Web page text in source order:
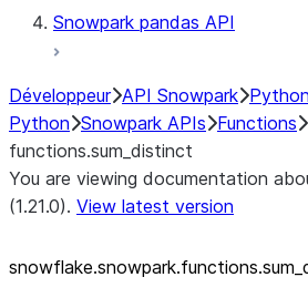
Snowpark pandas API
Développeur API Snowpark Python
Python Snowpark APIs Functions
functions.sum_distinct
You are viewing documentation
(1.21.0). View latest version
snowflake.snowpark.functions.sum_